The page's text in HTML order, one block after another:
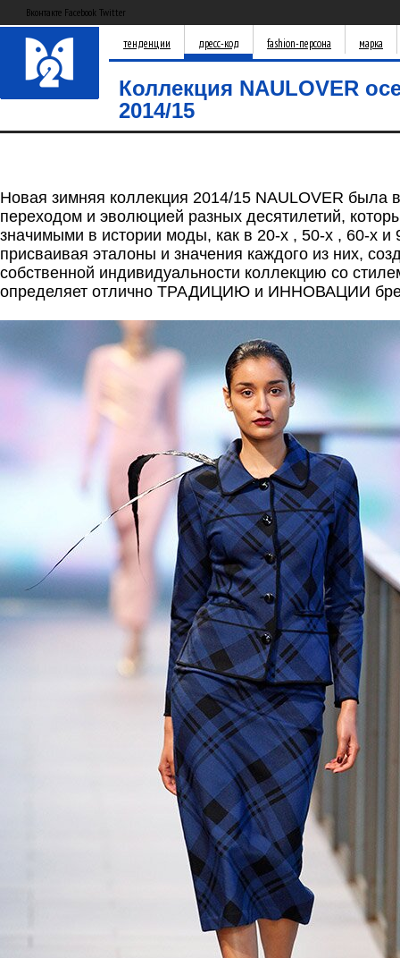
Вконтакте Facebook Twitter
тенденции дресс-код fashion-персона марка
Коллекция NAULOVER
2014/15
Новая зимняя коллекция 2014/15 NAULOVER была
переходом и эволюцией разных десятилетий,
значимыми в истории моды, как в 20-х , 50-х , 60-х и
присваивая эталоны и значения каждого из них,
собственной индивидуальности коллекцию со
определяет отлично ТРАДИЦИЮ и ИННОВАЦИИ